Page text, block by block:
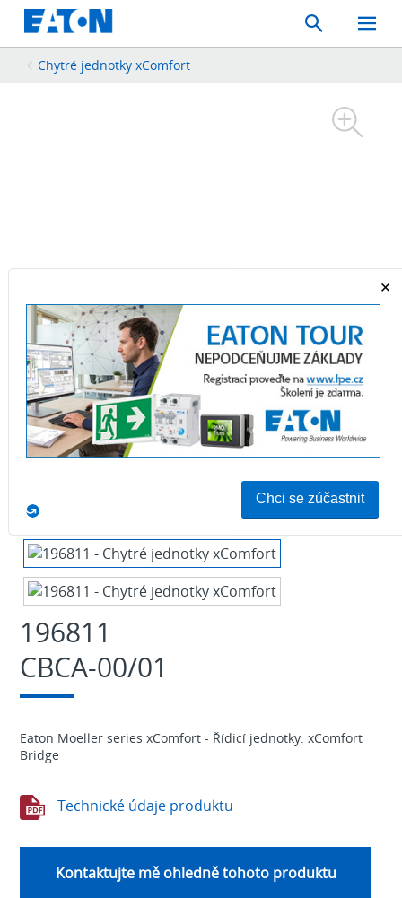
Search
Toggle
Mobile
Chytré jednotky xComfort
196811
CBCA-00/01
Eaton Moeller series xComfort - Řídicí jednotky. xComfort
Bridge
Technické údaje produktu
Kontaktujte mě ohledně tohoto produktu